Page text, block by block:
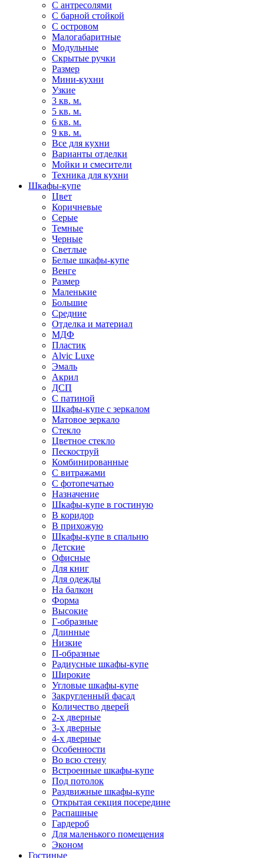
С антресолями
С барной стойкой
С островом
Малогабаритные
Модульные
Скрытые ручки
Размер
Мини-кухни
Узкие
3 кв. м.
5 кв. м.
6 кв. м.
9 кв. м.
Все для кухни
Варианты отделки
Мойки и смесители
Техника для кухни
Шкафы-купе
Цвет
Коричневые
Серые
Темные
Черные
Светлые
Белые шкафы-купе
Венге
Размер
Маленькие
Большие
Средние
Отделка и материал
МДФ
Пластик
Alvic Luxe
Эмаль
Акрил
ДСП
С патиной
Шкафы-купе с зеркалом
Матовое зеркало
Стекло
Цветное стекло
Пескоструй
Комбинированные
С витражами
С фотопечатью
Назначение
Шкафы-купе в гостиную
В коридор
В прихожую
Шкафы-купе в спальню
Детские
Офисные
Для книг
Для одежды
На балкон
Форма
Высокие
Г-образные
Длинные
Низкие
П-образные
Радиусные шкафы-купе
Широкие
Угловые шкафы-купе
Закругленный фасад
Количество дверей
2-х дверные
3-х дверные
4-х дверные
Особенности
Во всю стену
Встроенные шкафы-купе
Под потолок
Раздвижные шкафы-купе
Открытая секция посередине
Распашные
Гардероб
Для маленького помещения
Эконом
Гостиные